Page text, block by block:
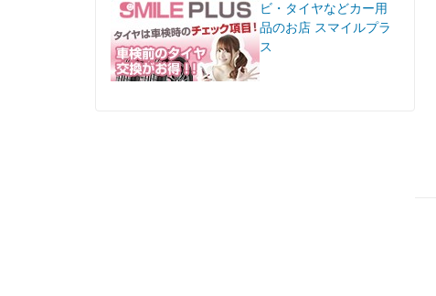
ビ・タイヤなどカー用
品のお店 スマイルプラ
ス